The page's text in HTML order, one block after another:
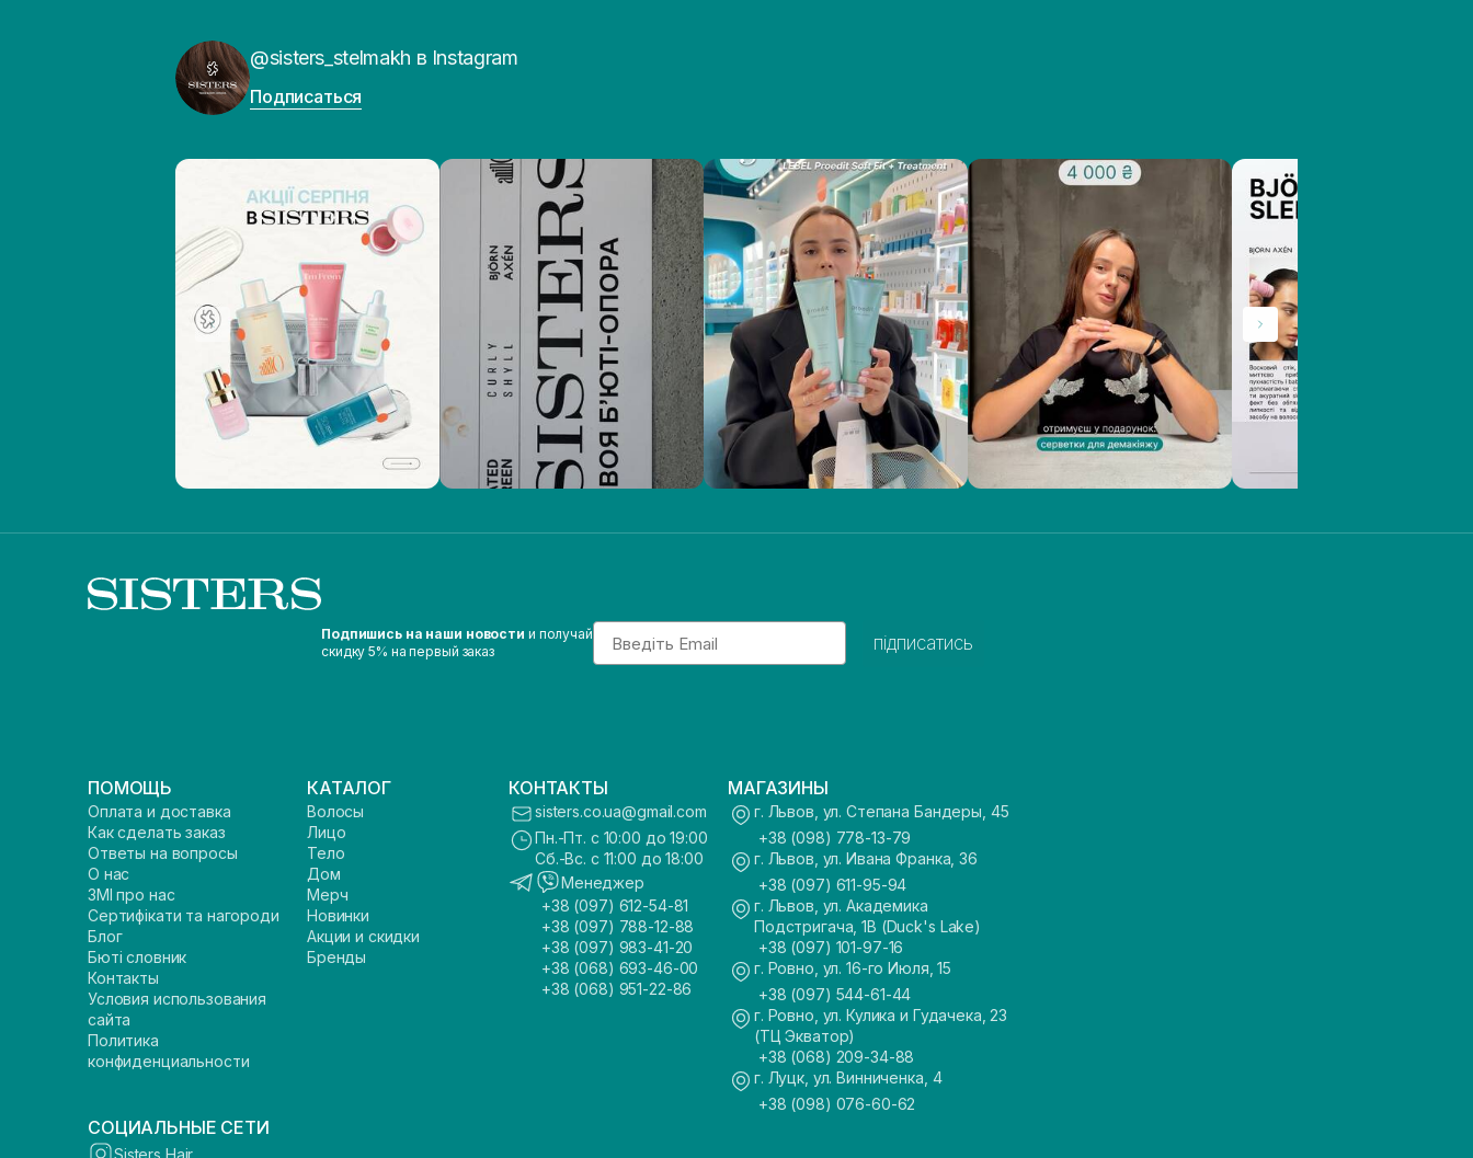
@sisters_stelmakh в Instagram
Подписаться
Подпишись на наши новости и получай
скидку 5% на первый заказ
Email
підписатись
ПОМОЩЬ
Оплата и доставка
Как сделать заказ
Ответы на вопросы
О нас
ЗМІ про нас
Сертифікати та нагороди
Блог
Бюті словник
Контакты
Условия использования
сайта
Политика
конфиденциальности
КАТАЛОГ
Волосы
Лицо
Тело
Дом
Мерч
Новинки
Акции и скидки
Бренды
КОНТАКТЫ
sisters.co.ua@gmail.com
Пн.-Пт. с 10:00 до 19:00
Сб.-Вс. с 11:00 до 18:00
Менеджер
+38 (097) 612-54-81
+38 (097) 788-12-88
+38 (097) 983-41-20
+38 (068) 693-46-00
+38 (068) 951-22-86
МАГАЗИНЫ
г. Львов, ул. Степана Бандеры, 45
+38 (098) 778-13-79
г. Львов, ул. Ивана Франка, 36
+38 (097) 611-95-94
г. Львов, ул. Академика
Подстригача, 1В (Duck's Lake)
+38 (097) 101-97-16
г. Ровно, ул. 16-го Июля, 15
+38 (097) 544-61-44
г. Ровно, ул. Кулика и Гудачека, 23
(ТЦ Экватор)
+38 (068) 209-34-88
г. Луцк, ул. Винниченка, 4
+38 (098) 076-60-62
СОЦИАЛЬНЫЕ СЕТИ
Sisters Hair